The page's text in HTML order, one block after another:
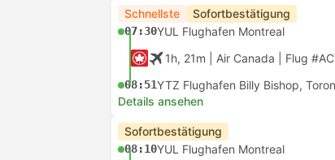
Schnellste Sofortbestätigung
07:30YUL Flughafen Montreal
1h, 21m | Air Canada Flug
08:51YTZ Flughafen Billy Bishop,
Details ansehen
Sofortbestätigung
08:10YUL Flughafen Montreal